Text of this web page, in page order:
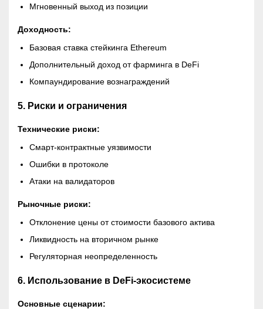
Мгновенный выход из позиции
Доходность:
Базовая ставка стейкинга Ethereum
Дополнительный доход от фарминга в DeFi
Компаундирование вознаграждений
5. Риски и ограничения
Технические риски:
Смарт-контрактные уязвимости
Ошибки в протоколе
Атаки на валидаторов
Рыночные риски:
Отклонение цены от стоимости базового актива
Ликвидность на вторичном рынке
Регуляторная неопределенность
6. Использование в DeFi-экосистеме
Основные сценарии: